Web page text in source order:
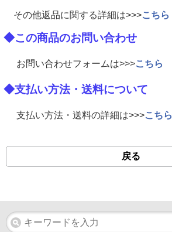
その他返品に関する詳細は>>>こちら
◆この商品のお問い合わせ
お問い合わせフォームは>>>こちら
◆支払い方法・送料について
支払い方法・送料の詳細は>>>こちら
戻る